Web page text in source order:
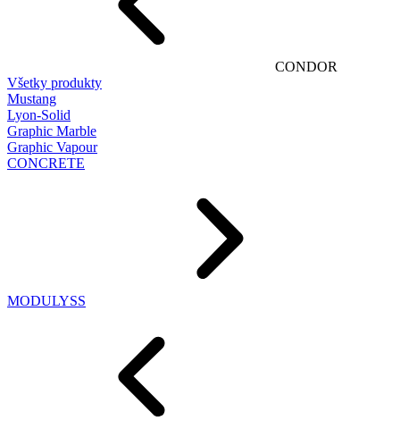
CONDOR
Všetky produkty
Mustang
Lyon-Solid
Graphic Marble
Graphic Vapour
CONCRETE
MODULYSS